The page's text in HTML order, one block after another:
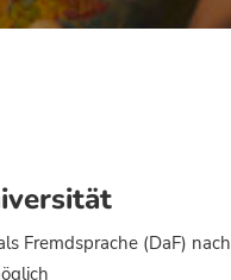
Fremdsprache (DaF) nach